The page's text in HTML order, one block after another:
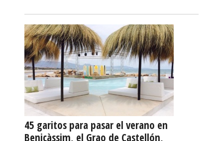
45 garitos para pasar el verano en
Benicàssim, el Grao de Castellón,